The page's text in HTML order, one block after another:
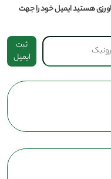
هستید ایمیل خود را جهت
ثبت
ایمیل